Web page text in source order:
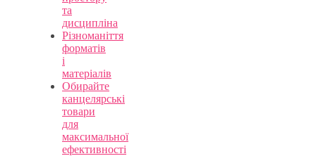
та
дисципліна
Різноманіття
форматів
і
матеріалів
Обирайте
канцелярські
товари
для
максимальної
ефективності